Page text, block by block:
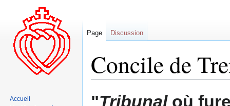
Concile de
"Tribunaloù
Page Discussion
Accueil